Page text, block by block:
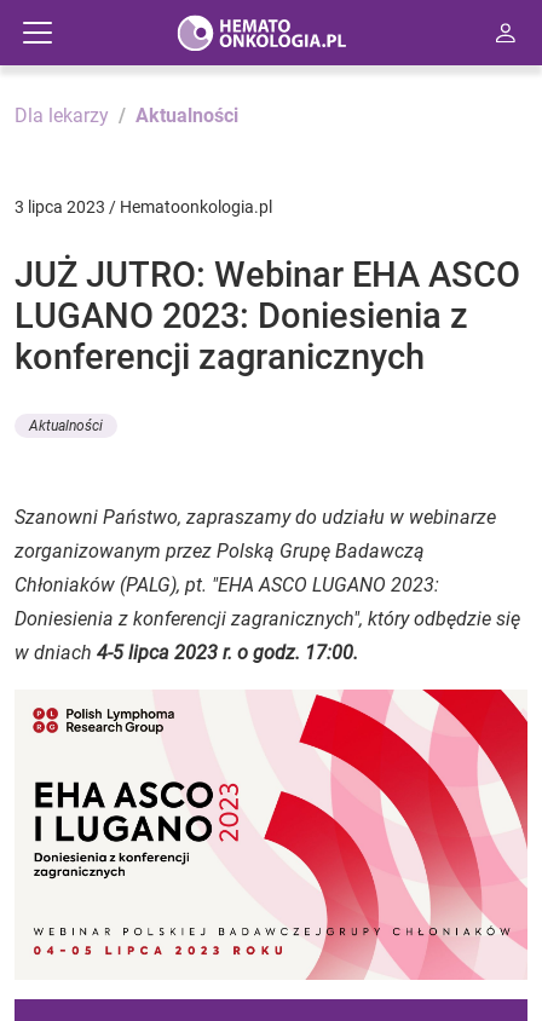
Dla lekarzy Aktualności
3 lipca 2023 / Hematoonkologia.pl
JUŻ JUTRO: Webinar EHA ASCO
LUGANO 2023: Doniesienia z
konferencji zagranicznych
Aktualności
Szanowni Państwo, zapraszamy do udziału w webinarze
zorganizowanym przez Polską Grupę Badawczą
Chłoniaków (PALG), pt. "EHA ASCO LUGANO 2023:
Doniesienia z konferencji zagranicznych", który odbędzie się
w dniach 4-5 lipca 2023 r. o godz. 17:00.